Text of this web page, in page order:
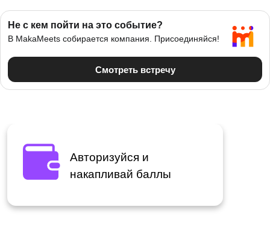
Авторизуйся и
накапливай баллы